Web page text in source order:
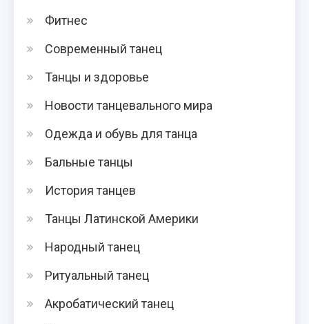
Фитнес
Современный танец
Танцы и здоровье
Новости танцевального мира
Одежда и обувь для танца
Бальные танцы
История танцев
Танцы Латинской Америки
Народный танец
Ритуальный танец
Акробатический танец